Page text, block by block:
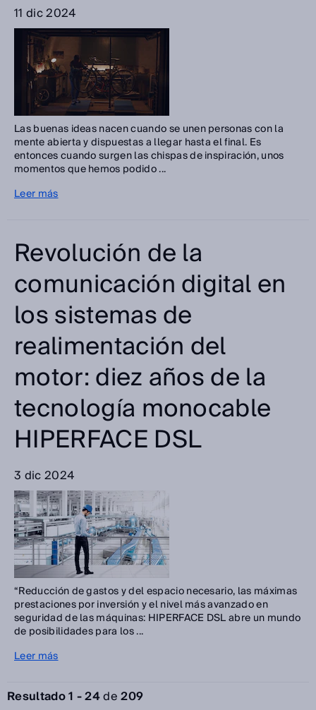
11 dic 2024
Las buenas ideas nacen cuando se unen personas con la
mente abierta y dispuestas a llegar hasta el final. Es
entonces cuando surgen las chispas de inspiración, unos
momentos que hemos podido ...
Leer más
Revolución de la
comunicación digital en
los sistemas de
realimentación del
motor: diez años de la
tecnología monocable
HIPERFACE DSL
3 dic 2024
“Reducción de gastos y del espacio necesario, las máximas
prestaciones por inversión y el nivel más avanzado en
seguridad de las máquinas: HIPERFACE DSL abre un mundo
de posibilidades para los ...
Leer más
Resultado 1 - 24de209